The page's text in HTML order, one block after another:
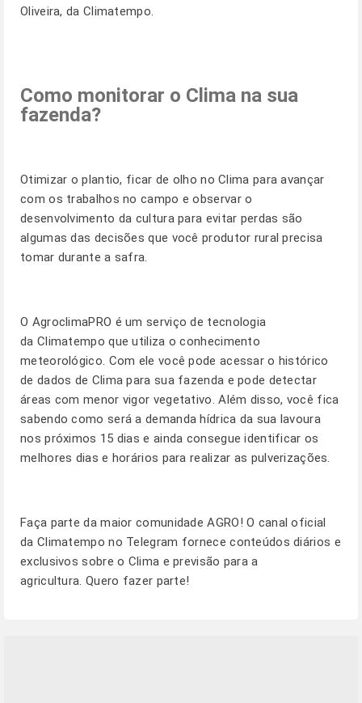
Oliveira, da Climatempo.
Como monitorar o Clima na sua
fazenda?
Otimizar o plantio, ficar de olho no Clima para avançar
com os trabalhos no campo e observar o
desenvolvimento da cultura para evitar perdas são
algumas das decisões que você produtor rural precisa
tomar durante a safra.
O AgroclimaPRO é um serviço de tecnologia
da Climatempo que utiliza o conhecimento
meteorológico. Com ele você pode acessar o histórico
de dados de Clima para sua fazenda e pode detectar
áreas com menor vigor vegetativo. Além disso, você fica
sabendo como será a demanda hídrica da sua lavoura
nos próximos 15 dias e ainda consegue identificar os
melhores dias e horários para realizar as pulverizações.
Faça parte da maior comunidade AGRO! O canal oficial
da Climatempo no Telegram fornece conteúdos diários e
exclusivos sobre o Clima e previsão para a
agricultura. Quero fazer parte!